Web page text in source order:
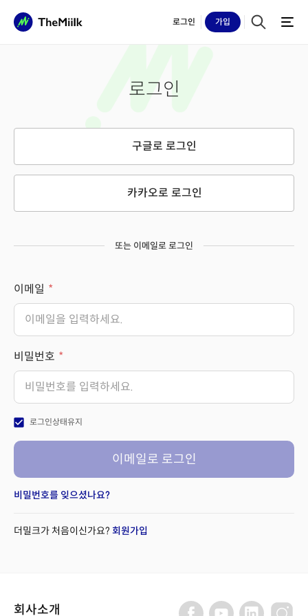
로그인 가입
로그인
구글로 로그인
카카오로 로그인
또는 이메일로 로그인
이메일
비밀번호
check_box 로그인상태유지
이메일로 로그인
비밀번호를 잊으셨나요?
더밀크가 처음이신가요? 회원가입
회사소개